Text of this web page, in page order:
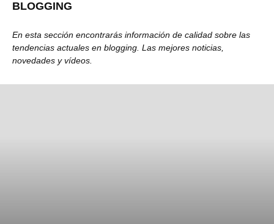
BLOGGING
En esta sección encontrarás información de calidad sobre las
tendencias actuales en blogging. Las mejores noticias,
novedades y vídeos.